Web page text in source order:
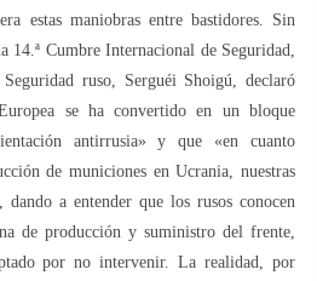
estas maniobras entre bastidores. Sin
14.ª Cumbre Internacional de Seguridad,
ruso, Serguéi Shoigú, declaró
se ha convertido en un bloque
antirrusia» y que «en cuanto
de municiones en Ucrania, nuestras
dando a entender que los rusos conocen
de producción y suministro del frente,
por no intervenir. La realidad, por